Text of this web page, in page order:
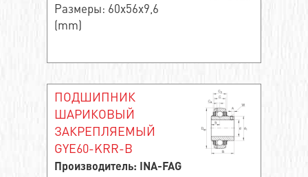
Размеры: 60x56x9,6
(mm)
ПОДШИПНИК
ШАРИКОВЫЙ
ЗАКРЕПЛЯЕМЫЙ
GYE60-KRR-B
Производитель: INA-FAG